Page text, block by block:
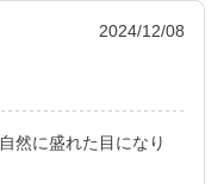
2024/12/08
然に盛れた目になり